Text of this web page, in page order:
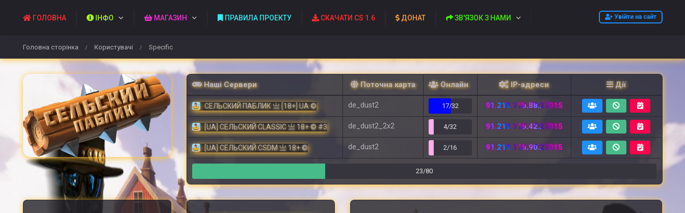
Увійти на сайт
ГОЛОВНА ІНФО МАГАЗИН ПРАВИЛА ПРОЕКТУ СКАЧАТИ CS 1.6 ДОНАТ ЗВ'ЯЗОК З НАМИ
Головна сторінка / Користувачі / Specific
Наші Сервери Поточна карта Онлайн IP-адреси Дії
СЕЛЬСКИЙ ПАБЛИК 亗 [18+] UA © de_dust2 17/32 91.211.118.88:27015
[UA] СЕЛЬСКИЙ CLASSIC 亗 18+ © #3 de_dust2_2x2 4/32 91.211.118.42:27015
[UA] СЕЛЬСКИЙ CSDM 亗 18+ © de_dust2 2/16 91.211.118.90:27015
23/80